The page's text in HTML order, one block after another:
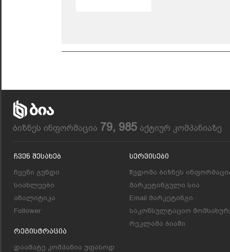
ბიზნეს ინფორმაცია 79, 985 აქტიურ კომპანიაზე
Ჩვენ Შესახებ
ჩვენი გუნდი
სიახლეები
ანალიტიკა
Follower
Რეგისტრაცია
დაამატე კომპანია უფასოდ
Სერვისები
წვდომა ბიზნეს
მარკეტინგული სია
Email მარკეტინგი
საკონსულტაციო
რეკლამა ბიაში